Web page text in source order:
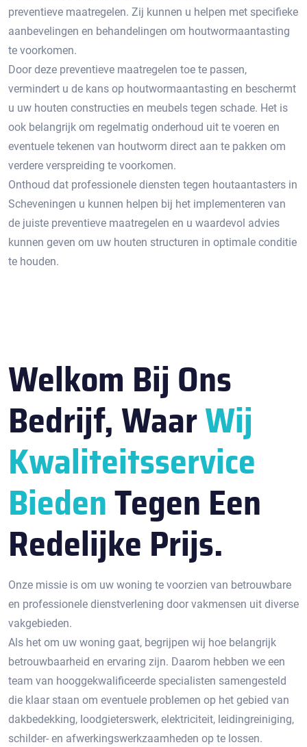
preventieve maatregelen.​ Zij kunnen u helpen met specifieke
aanbevelingen en behandelingen om houtwormaantasting
te voorkomen.​
Door deze preventieve maatregelen toe te passen,
vermindert u de kans op houtwormaantasting en beschermt
u uw houten constructies en meubels tegen schade.​ Het is
ook belangrijk om regelmatig onderhoud uit te voeren en
eventuele tekenen van houtworm direct aan te pakken om
verdere verspreiding te voorkomen.
Onthoud dat professionele diensten tegen houtaantasters in
Scheveningen u kunnen helpen bij het implementeren van
de juiste preventieve maatregelen en u waardevol advies
kunnen geven om uw houten structuren in optimale conditie
te houden.​
Welkom Bij Ons
Bedrijf, WaarWij
Kwaliteitsservice
BiedenTegen Een
Redelijke Prijs.
Onze missie is om uw woning te voorzien van betrouwbare
en professionele dienstverlening door vakmensen uit diverse
vakgebieden.
Als het om uw woning gaat, begrijpen wij hoe belangrijk
betrouwbaarheid en ervaring zijn. Daarom hebben we een
team van hooggekwalificeerde specialisten samengesteld
die klaar staan om eventuele problemen op het gebied van
dakbedekking, loodgieterswerk, elektriciteit, leidingreiniging,
schilder- en afwerkingswerkzaamheden op te lossen.